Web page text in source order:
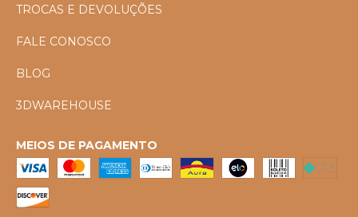
TROCAS E DEVOLUÇÕES
FALE CONOSCO
BLOG
3DWAREHOUSE
MEIOS DE PAGAMENTO